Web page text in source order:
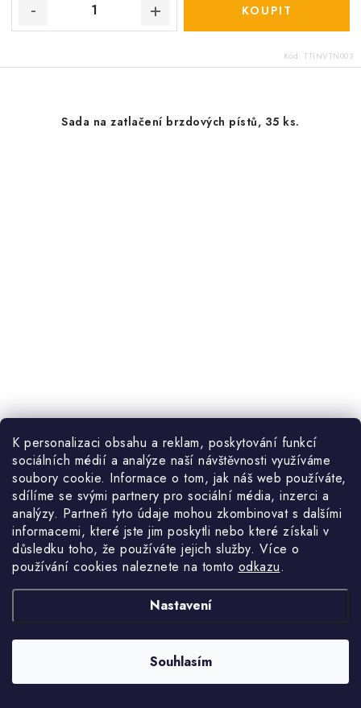
K personalizaci obsahu a reklam, poskytování funkcí
sociálních médií a analýze naší návštěvnosti využíváme
soubory cookie. Informace o tom, jak náš web používáte,
sdílíme se svými partnery pro sociální média, inzerci a
analýzy. Partneři tyto údaje mohou zkombinovat s dalšími
informacemi, které jste jim poskytli nebo které získali v
důsledku toho, že používáte jejich služby. Více o
používání cookies naleznete na tomto odkazu.
Nastavení
Souhlasím
Kód: TTINVTN003
Sada na zatlačení brzdových pístů, 35 ks.
Skladem do 10 dnů
985,12 Kč bez DPH
1 192 Kč
NAČÍST 8 DALŠÍCH